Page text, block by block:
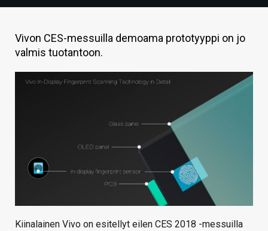
KAUPPA
Vivon CES-messuilla demoama prototyyppi on jo
valmis tuotantoon.
Kiinalainen Vivo on esitellyt eilen CES 2018 -messuilla